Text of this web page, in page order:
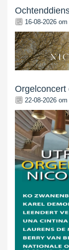
16-08-2026
Orgelconcert
22-08-2026